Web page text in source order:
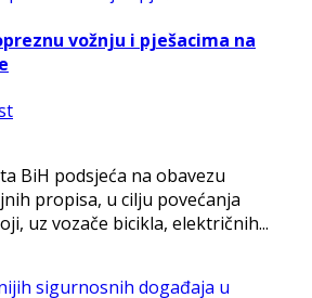
vožnju i pješacima na
BiH podsjeća na obavezu
propisa, u cilju povećanja
uz vozače bicikla, električnih...